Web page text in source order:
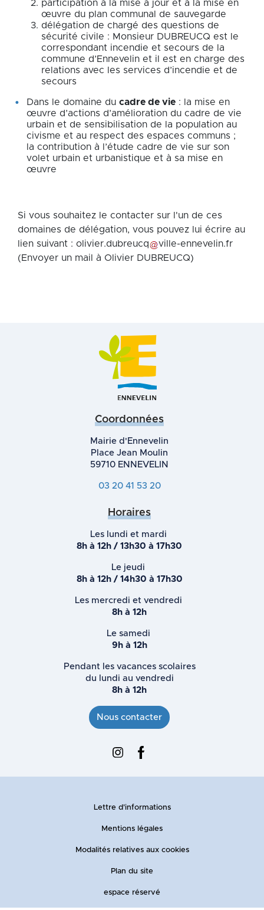
participation à la mise à jour et à la mise en
œuvre du plan communal de sauvegarde
délégation de chargé des questions de
sécurité civile : Monsieur DUBREUCQ est le
correspondant incendie et secours de la
commune d’Ennevelin et il est en charge des
relations avec les services d’incendie et de
secours
Dans le domaine ducadre de vie : la mise en
œuvre d’actions d’amélioration du cadre de vie
urbain et de sensibilisation de la population au
civisme et au respect des espaces communs ;
la contribution à l’étude cadre de vie sur son
volet urbain et urbanistique et à sa mise en
œuvre
Si vous souhaitez le contacter sur l'un de ces
domaines de délégation, vous pouvez lui écrire au
lien suivant : olivier.dubreucq ville-ennevelin.fr
(Envoyer un mail à Olivier DUBREUCQ)
Coordonnées
Mairie d'Ennevelin
Place Jean Moulin
59710 ENNEVELIN
03 20 41 53 20
Horaires
Les lundi et mardi
8h à 12h / 13h30 à 17h30
Le jeudi
8h à 12h / 14h30 à 17h30
Les mercredi et vendredi
8h à 12h
Le samedi
9h à 12h
Pendant les vacances scolaires
du lundi au vendredi
8h à 12h
Nous contacter
Instagram : Ville d'Ennevelin
Facebook : Ville d'Ennevelin
Lettre d'informations
Mentions légales
Modalités relatives aux cookies
Plan du site
espace réservé